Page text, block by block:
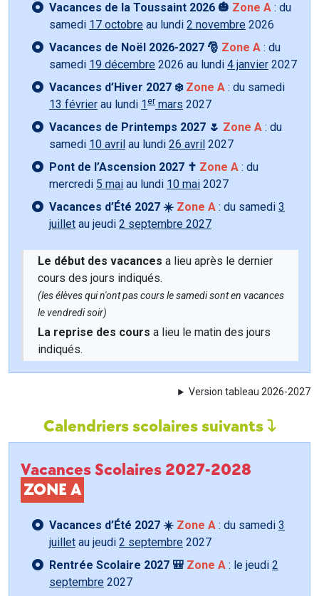
Vacances de la Toussaint 2026 🎃 Zone A : du
samedi 17 octobre au lundi 2 novembre 2026
Vacances de Noël 2026-2027 🎅 Zone A : du
samedi 19 décembre 2026 au lundi 4 janvier 2027
Vacances d’Hiver 2027 ❄️ Zone A : du samedi
13 février au lundi 1 er mars 2027
Vacances de Printemps 2027 🌷 Zone A : du
samedi 10 avril au lundi 26 avril 2027
Pont de l’Ascension 2027 ✝️ Zone A : du
mercredi 5 mai au lundi 10 mai 2027
Vacances d’Été 2027 ☀️ Zone A : du samedi 3
juillet au jeudi 2 septembre 2027
Le début des vacances a lieu après le dernier
cours des jours indiqués.
(les élèves qui n'ont pas cours le samedi sont en vacances
le vendredi soir)
La reprise des cours a lieu le matin des jours
indiqués.
Version tableau 2026-2027
Calendriers scolaires suivants
Vacances Scolaires 2027-2028
ZONE A
Vacances d’Été 2027 ☀️ Zone A : du samedi 3
juillet au jeudi 2 septembre 2027
Rentrée Scolaire 2027 🎒 Zone A : le jeudi 2
septembre 2027